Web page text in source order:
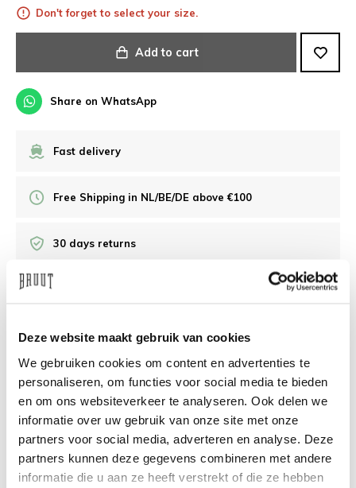
Deze website maakt gebruik van cookies
We gebruiken cookies om content en advertenties te
personaliseren, om functies voor social media te bieden
en om ons websiteverkeer te analyseren. Ook delen we
informatie over uw gebruik van onze site met onze
partners voor social media, adverteren en analyse. Deze
partners kunnen deze gegevens combineren met andere
informatie die u aan ze heeft verstrekt of die ze hebben
Don't forget to select your size.
Add to cart
Share on WhatsApp
Fast delivery
Free Shipping in NL/BE/DE above €100
30 days returns
Need help? We're glad to help
info@bruut.nl Live chat Whatsapp
About this product
Shipment and returns